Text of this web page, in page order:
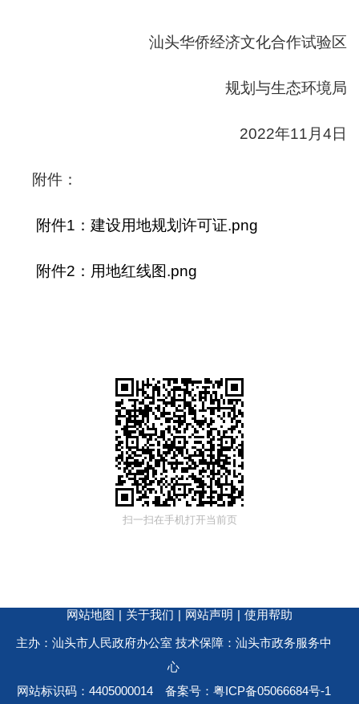
汕头华侨经济文化合作试验区
规划与生态环境局
2022年11月4日
附件：
附件1：建设用地规划许可证.png
附件2：用地红线图.png
扫一扫在手机打开当前页
网站地图 | 关于我们 | 网站声明 | 使用帮助
主办：汕头市人民政府办公室 技术保障：汕头市政务服务中
心
网站标识码：4405000014
备案号：粤ICP备05066684号-1